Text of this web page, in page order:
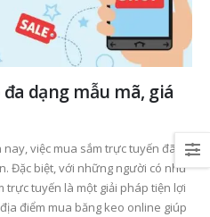
dạng mẫu mã, giá
việc mua sắm trực tuyến đã
Đặc biệt, với những người có nhu
trực tuyến là một giải pháp tiện lợi
điểm mua băng keo online giúp